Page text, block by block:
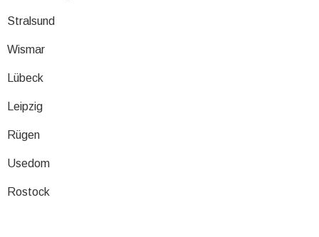
Stralsund
Wismar
Lübeck
Leipzig
Rügen
Usedom
Rostock